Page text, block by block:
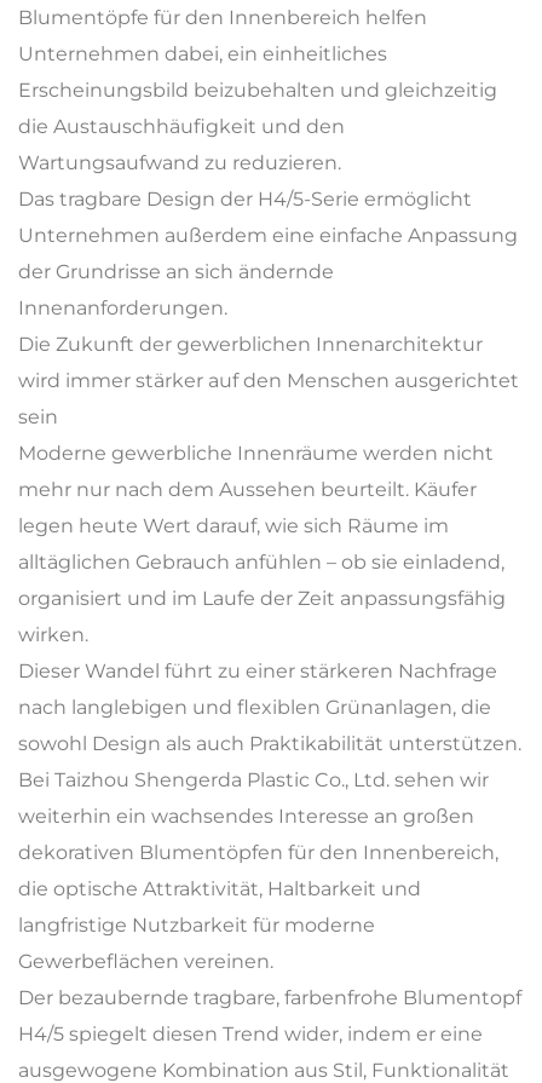
Blumentöpfe für den Innenbereich helfen
Unternehmen dabei, ein einheitliches
Erscheinungsbild beizubehalten und gleichzeitig
die Austauschhäufigkeit und den
Wartungsaufwand zu reduzieren.
Das tragbare Design der H4/5-Serie ermöglicht
Unternehmen außerdem eine einfache Anpassung
der Grundrisse an sich ändernde
Innenanforderungen.
Die Zukunft der gewerblichen Innenarchitektur
wird immer stärker auf den Menschen ausgerichtet
sein
Moderne gewerbliche Innenräume werden nicht
mehr nur nach dem Aussehen beurteilt. Käufer
legen heute Wert darauf, wie sich Räume im
alltäglichen Gebrauch anfühlen – ob sie einladend,
organisiert und im Laufe der Zeit anpassungsfähig
wirken.
Dieser Wandel führt zu einer stärkeren Nachfrage
nach langlebigen und flexiblen Grünanlagen, die
sowohl Design als auch Praktikabilität unterstützen.
Bei Taizhou Shengerda Plastic Co., Ltd. sehen wir
weiterhin ein wachsendes Interesse an großen
dekorativen Blumentöpfen für den Innenbereich,
die optische Attraktivität, Haltbarkeit und
langfristige Nutzbarkeit für moderne
Gewerbeflächen vereinen.
Der bezaubernde tragbare, farbenfrohe Blumentopf
H4/5 spiegelt diesen Trend wider, indem er eine
ausgewogene Kombination aus Stil, Funktionalität